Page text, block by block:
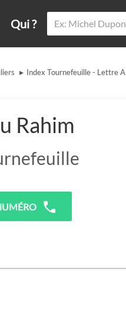
Qui ?
▸ Index Tournefeuille - Lettre A
Rahim